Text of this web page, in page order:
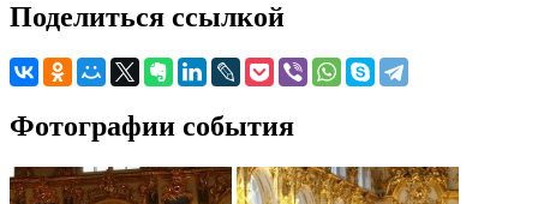
Поделиться ссылкой
Фотографии события